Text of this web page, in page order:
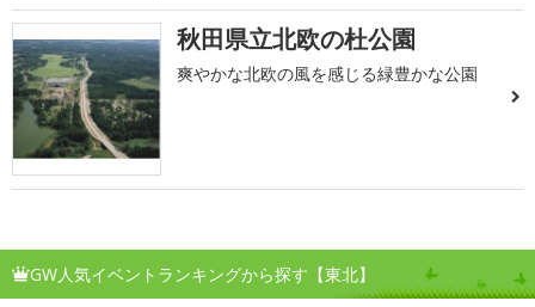
秋田県立北欧の杜公園
爽やかな北欧の風を感じる緑豊かな公園
GW人気イベントランキングから探す【東北】